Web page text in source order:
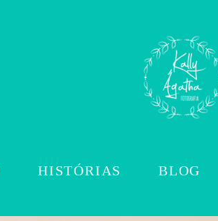
HISTÓRIAS BLOG